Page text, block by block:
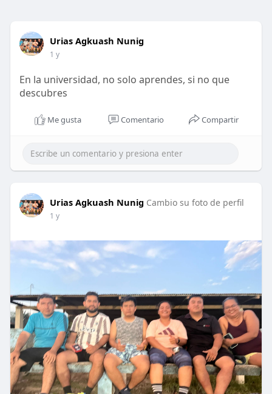
Urias Agkuash Nunig
1 y
En la universidad, no solo aprendes, si no que
descubres
Me gusta Comentario Compartir
Urias Agkuash Nunig Cambio su foto de perfil
1 y